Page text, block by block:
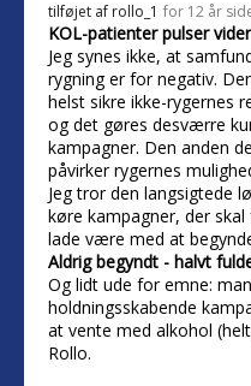
tilføjet af rollo_1 for 12 år
KOL-patienter pulser
Jeg synes ikke, at
rygning er for negativ.
helst sikre ikke-rygernes
og det gøres desværre
kampagner. Den anden
påvirker rygernes
Jeg tror den langsigtede
køre kampagner, der
lade være med at
Aldrig begyndt - halvt
Og lidt ude for emne:
holdningsskabende
at vente med alkohol
Rollo.